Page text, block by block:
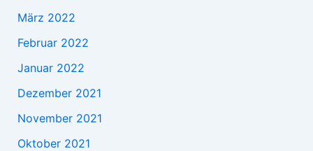
März 2022
Februar 2022
Januar 2022
Dezember 2021
November 2021
Oktober 2021